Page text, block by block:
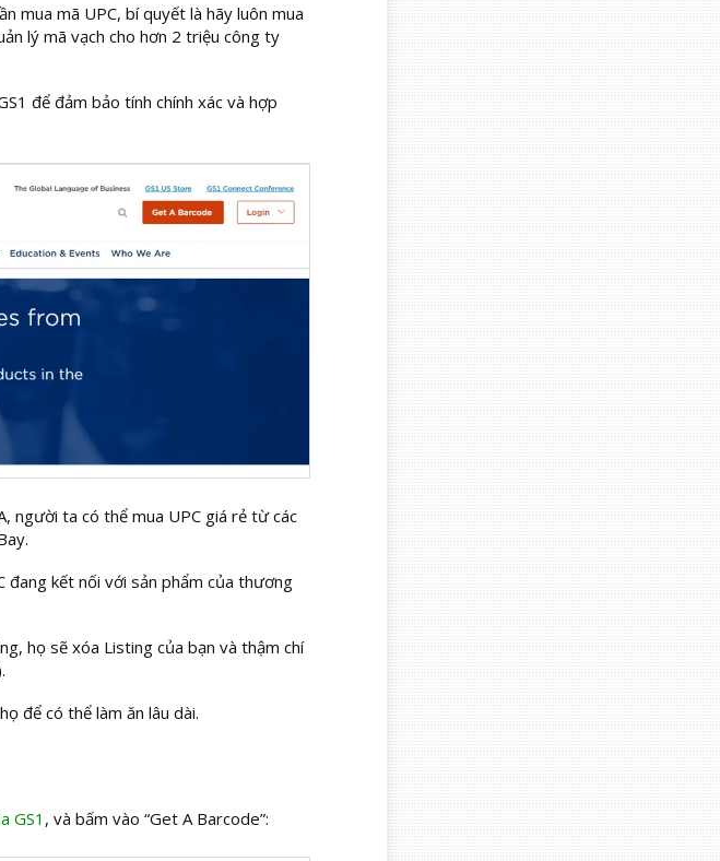
mua mã UPC, bí quyết là hãy luôn mua
lý mã vạch cho hơn 2 triệu công ty
để đảm bảo tính chính xác và hợp
người ta có thể mua UPC giá rẻ từ các
đang kết nối với sản phẩm của thương
họ sẽ xóa Listing của bạn và thậm chí
để có thể làm ăn lâu dài.
GS1 , và bấm vào “Get A Barcode”: